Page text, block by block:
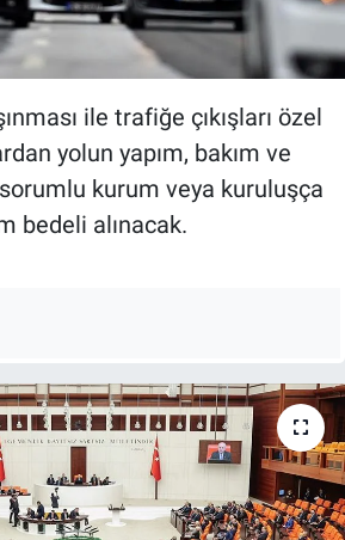
ile trafiğe çıkışları özel
yolun yapım, bakım ve
kurum veya kuruluşça
bedeli alınacak.